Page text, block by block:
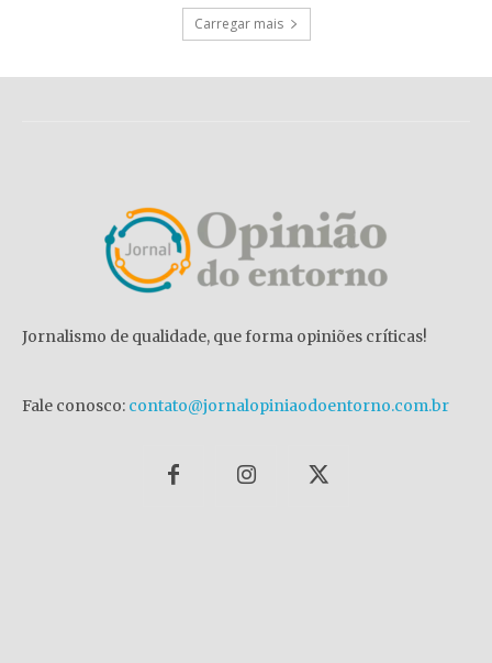
Carregar mais
Jornalismo de qualidade, que forma opiniões críticas!
Fale conosco: contato@jornalopiniaodoentorno.com.br